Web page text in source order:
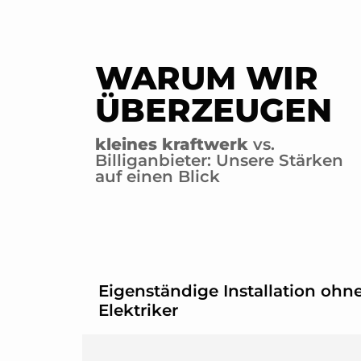
WARUM WIR
ÜBERZEUGEN
kleines kraftwerk vs.
Billiganbieter: Unsere Stärken
auf einen Blick
Eigenständige Installation
Elektriker